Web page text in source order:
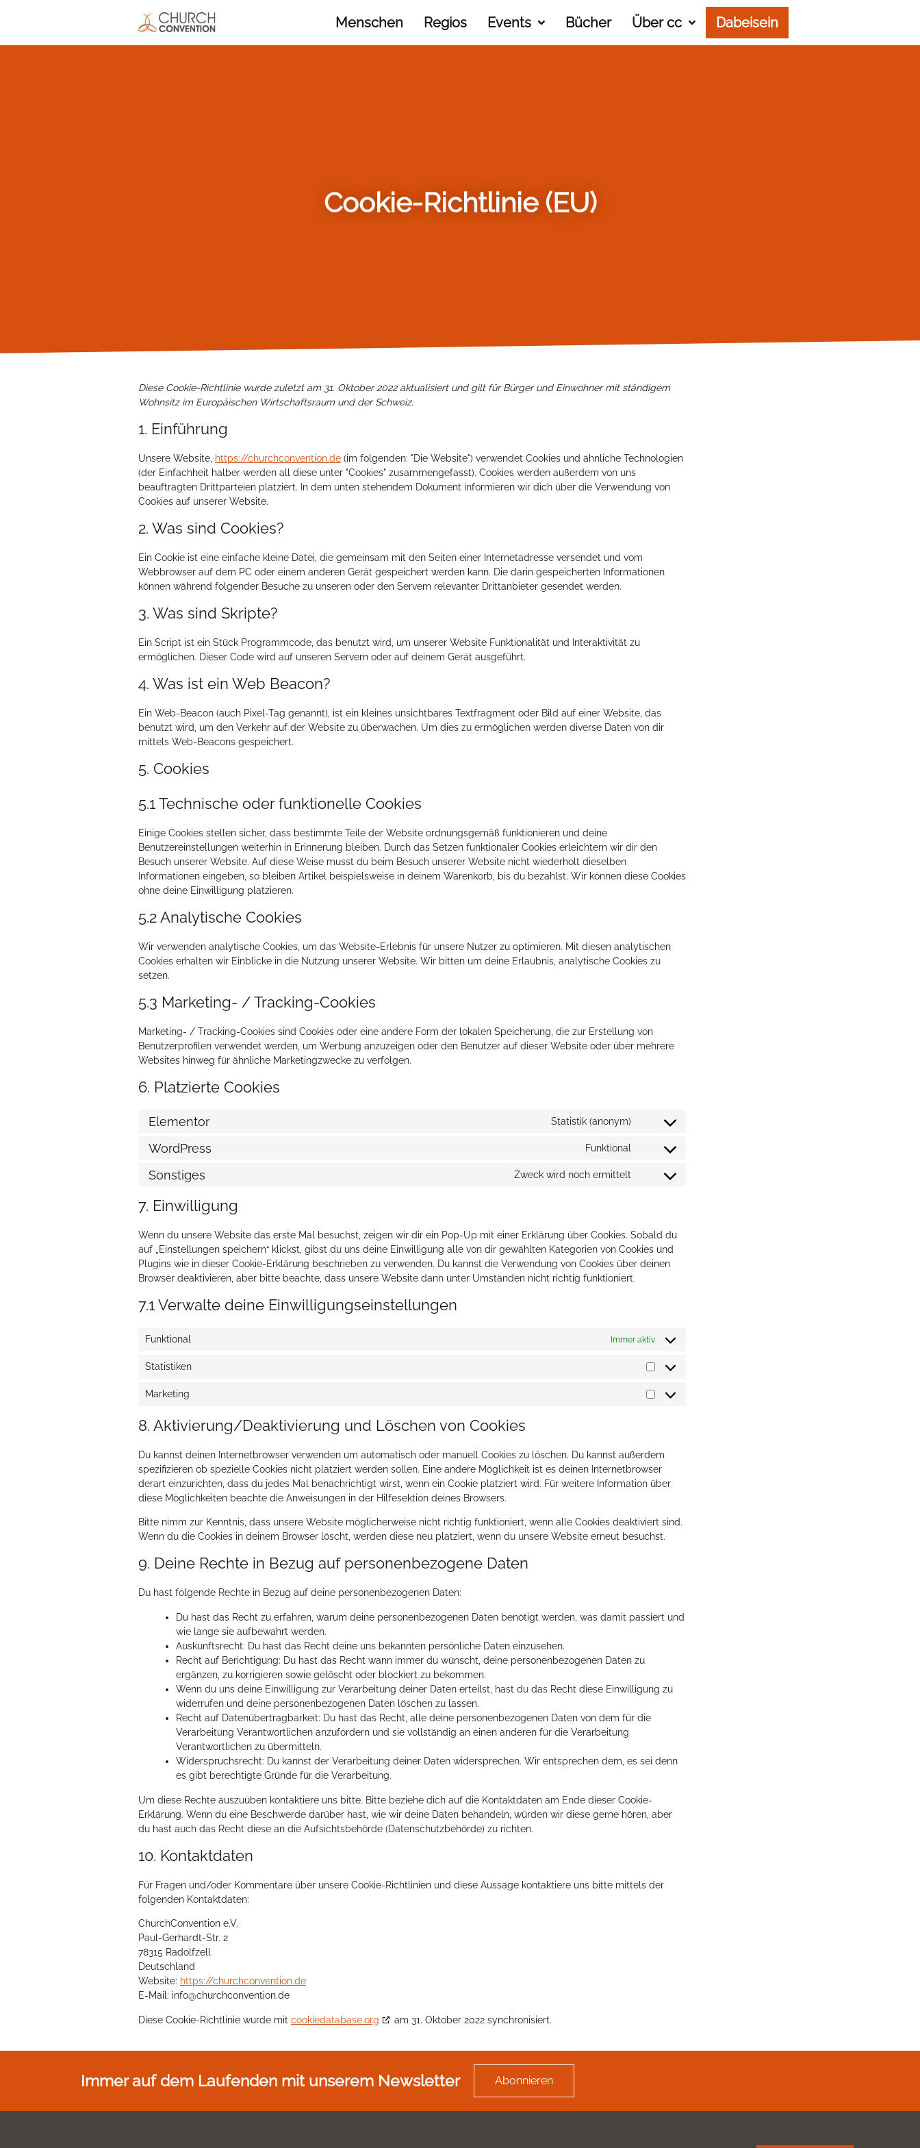
Menschen Regios Events Bücher Über cc Dabeisein
Cookie-Richtlinie (EU)
Diese Cookie-Richtlinie wurde zuletzt am 31. Oktober 2022 aktualisiert und gilt für Bürger und Einwohner mit ständigem
Wohnsitz im Europäischen Wirtschaftsraum und der Schweiz.
1. Einführung
Unsere Website, https://churchconvention.de (im folgenden: "Die Website") verwendet Cookies und ähnliche Technologien
(der Einfachheit halber werden all diese unter "Cookies" zusammengefasst). Cookies werden außerdem von uns
beauftragten Drittparteien platziert. In dem unten stehendem Dokument informieren wir dich über die Verwendung von
Cookies auf unserer Website.
2. Was sind Cookies?
Ein Cookie ist eine einfache kleine Datei, die gemeinsam mit den Seiten einer Internetadresse versendet und vom
Webbrowser auf dem PC oder einem anderen Gerät gespeichert werden kann. Die darin gespeicherten Informationen
können während folgender Besuche zu unseren oder den Servern relevanter Drittanbieter gesendet werden.
3. Was sind Skripte?
Ein Script ist ein Stück Programmcode, das benutzt wird, um unserer Website Funktionalität und Interaktivität zu
ermöglichen. Dieser Code wird auf unseren Servern oder auf deinem Gerät ausgeführt.
4. Was ist ein Web Beacon?
Ein Web-Beacon (auch Pixel-Tag genannt), ist ein kleines unsichtbares Textfragment oder Bild auf einer Website, das
benutzt wird, um den Verkehr auf der Website zu überwachen. Um dies zu ermöglichen werden diverse Daten von dir
mittels Web-Beacons gespeichert.
5. Cookies
5.1 Technische oder funktionelle Cookies
Einige Cookies stellen sicher, dass bestimmte Teile der Website ordnungsgemäß funktionieren und deine
Benutzereinstellungen weiterhin in Erinnerung bleiben. Durch das Setzen funktionaler Cookies erleichtern wir dir den
Besuch unserer Website. Auf diese Weise musst du beim Besuch unserer Website nicht wiederholt dieselben
Informationen eingeben, so bleiben Artikel beispielsweise in deinem Warenkorb, bis du bezahlst. Wir können diese Cookies
ohne deine Einwilligung platzieren.
5.2 Analytische Cookies
Wir verwenden analytische Cookies, um das Website-Erlebnis für unsere Nutzer zu optimieren. Mit diesen analytischen
Cookies erhalten wir Einblicke in die Nutzung unserer Website. Wir bitten um deine Erlaubnis, analytische Cookies zu
setzen.
5.3 Marketing- / Tracking-Cookies
Marketing- / Tracking-Cookies sind Cookies oder eine andere Form der lokalen Speicherung, die zur Erstellung von
Benutzerprofilen verwendet werden, um Werbung anzuzeigen oder den Benutzer auf dieser Website oder über mehrere
Websites hinweg für ähnliche Marketingzwecke zu verfolgen.
6. Platzierte Cookies
Elementor Statistik (anonym)
WordPress Funktional
Sonstiges Zweck wird noch ermittelt
7. Einwilligung
Wenn du unsere Website das erste Mal besuchst, zeigen wir dir ein Pop-Up mit einer Erklärung über Cookies. Sobald du
auf „Einstellungen speichern“ klickst, gibst du uns deine Einwilligung alle von dir gewählten Kategorien von Cookies und
Plugins wie in dieser Cookie-Erklärung beschrieben zu verwenden. Du kannst die Verwendung von Cookies über deinen
Browser deaktivieren, aber bitte beachte, dass unsere Website dann unter Umständen nicht richtig funktioniert.
7.1 Verwalte deine Einwilligungseinstellungen
Funktional Immer aktiv
Statistiken
Marketing
8. Aktivierung/Deaktivierung und Löschen von Cookies
Du kannst deinen Internetbrowser verwenden um automatisch oder manuell Cookies zu löschen. Du kannst außerdem
spezifizieren ob spezielle Cookies nicht platziert werden sollen. Eine andere Möglichkeit ist es deinen Internetbrowser
derart einzurichten, dass du jedes Mal benachrichtigt wirst, wenn ein Cookie platziert wird. Für weitere Information über
diese Möglichkeiten beachte die Anweisungen in der Hilfesektion deines Browsers.
Bitte nimm zur Kenntnis, dass unsere Website möglicherweise nicht richtig funktioniert, wenn alle Cookies deaktiviert sind.
Wenn du die Cookies in deinem Browser löscht, werden diese neu platziert, wenn du unsere Website erneut besuchst.
9. Deine Rechte in Bezug auf personenbezogene Daten
Du hast folgende Rechte in Bezug auf deine personenbezogenen Daten:
Du hast das Recht zu erfahren, warum deine personenbezogenen Daten benötigt werden, was damit passiert und
wie lange sie aufbewahrt werden.
Auskunftsrecht: Du hast das Recht deine uns bekannten persönliche Daten einzusehen.
Recht auf Berichtigung: Du hast das Recht wann immer du wünscht, deine personenbezogenen Daten zu
ergänzen, zu korrigieren sowie gelöscht oder blockiert zu bekommen.
Wenn du uns deine Einwilligung zur Verarbeitung deiner Daten erteilst, hast du das Recht diese Einwilligung zu
widerrufen und deine personenbezogenen Daten löschen zu lassen.
Recht auf Datenübertragbarkeit: Du hast das Recht, alle deine personenbezogenen Daten von dem für die
Verarbeitung Verantwortlichen anzufordern und sie vollständig an einen anderen für die Verarbeitung
Verantwortlichen zu übermitteln.
Widerspruchsrecht: Du kannst der Verarbeitung deiner Daten widersprechen. Wir entsprechen dem, es sei denn
es gibt berechtigte Gründe für die Verarbeitung.
Um diese Rechte auszuüben kontaktiere uns bitte. Bitte beziehe dich auf die Kontaktdaten am Ende dieser Cookie-
Erklärung. Wenn du eine Beschwerde darüber hast, wie wir deine Daten behandeln, würden wir diese gerne hören, aber
du hast auch das Recht diese an die Aufsichtsbehörde (Datenschutzbehörde) zu richten.
10. Kontaktdaten
Für Fragen und/oder Kommentare über unsere Cookie-Richtlinien und diese Aussage kontaktiere uns bitte mittels der
folgenden Kontaktdaten:
ChurchConvention e.V.
Paul-Gerhardt-Str. 2
78315 Radolfzell
Deutschland
Website: https://churchconvention.de
E-Mail: info@churchconvention.de
Diese Cookie-Richtlinie wurde mit cookiedatabase.org am 31. Oktober 2022 synchronisiert.
Immer auf dem Laufenden mit unserem Newsletter Abonnieren